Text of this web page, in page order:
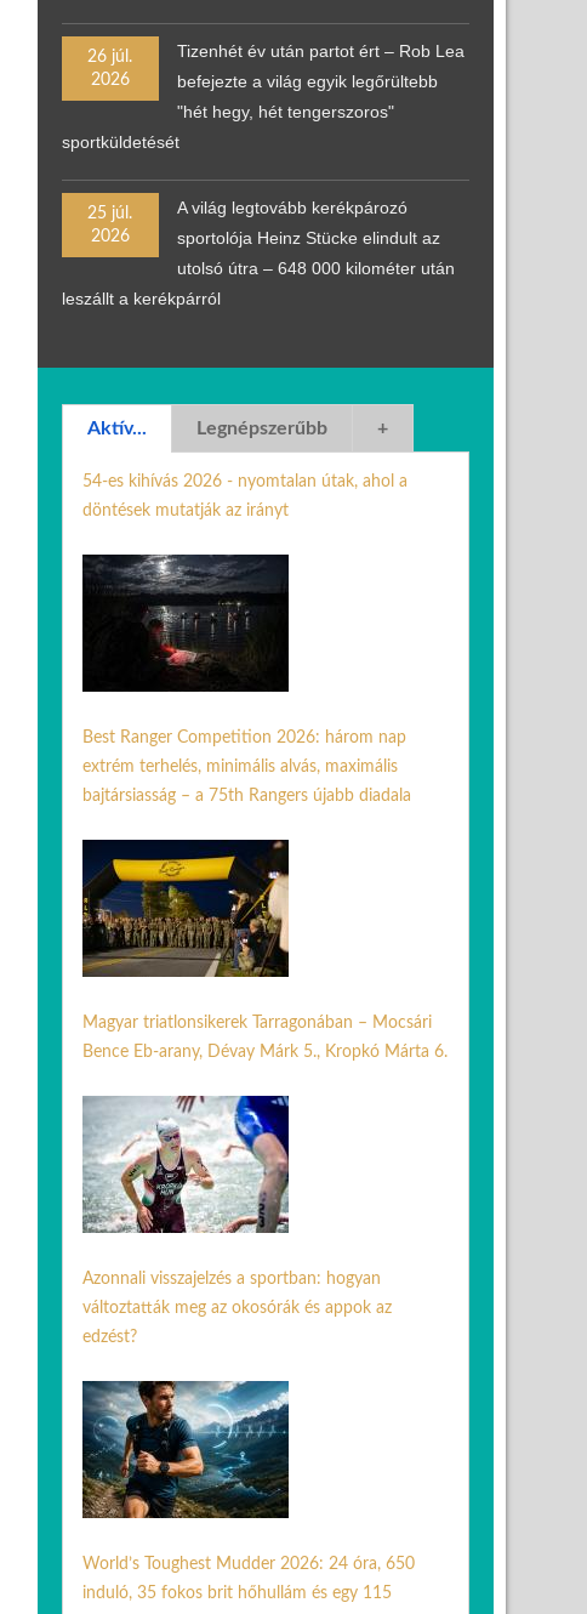
26 júl.
2026
Tizenhét év után partot ért – Rob Lea
befejezte a világ egyik legőrültebb
"hét hegy, hét tengerszoros"
sportküldetését
25 júl.
2026
A világ legtovább kerékpározó
sportolója Heinz Stücke elindult az
utolsó útra – 648 000 kilométer után
leszállt a kerékpárról
Aktív... Legnépszerűbb +
54-es kihívás 2026 - nyomtalan útak, ahol a
döntések mutatják az irányt
Best Ranger Competition 2026: három nap
extrém terhelés, minimális alvás, maximális
bajtársiasság – a 75th Rangers újabb diadala
Magyar triatlonsikerek Tarragonában – Mocsári
Bence Eb-arany, Dévay Márk 5., Kropkó Márta 6.
Azonnali visszajelzés a sportban: hogyan
változtatták meg az okosórák és appok az
edzést?
World’s Toughest Mudder 2026: 24 óra, 650
induló, 35 fokos brit hőhullám és egy 115